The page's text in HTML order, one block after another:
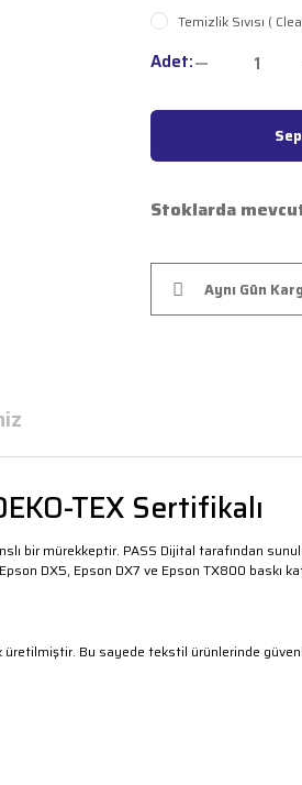
Temizlik Sıvısı (
Adet:
Stoklarda
Aynı Gün
TEX Sertifikalı
bir mürekkeptir. PASS Dijital tarafından
DX5, Epson DX7 ve Epson TX800 baskı
üretilmiştir. Bu sayede tekstil ürünlerinde